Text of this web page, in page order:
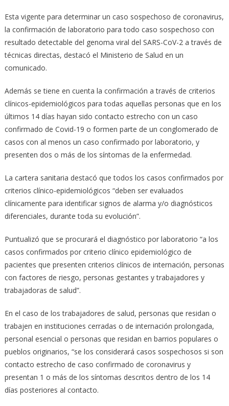
Esta vigente para determinar un caso sospechoso de coronavirus,
la confirmación de laboratorio para todo caso sospechoso con
resultado detectable del genoma viral del SARS-CoV-2 a través de
técnicas directas, destacó el Ministerio de Salud en un
comunicado.
Además se tiene en cuenta la confirmación a través de criterios
clínicos-epidemiológicos para todas aquellas personas que en los
últimos 14 días hayan sido contacto estrecho con un caso
confirmado de Covid-19 o formen parte de un conglomerado de
casos con al menos un caso confirmado por laboratorio, y
presenten dos o más de los síntomas de la enfermedad.
La cartera sanitaria destacó que todos los casos confirmados por
criterios clínico-epidemiológicos “deben ser evaluados
clínicamente para identificar signos de alarma y/o diagnósticos
diferenciales, durante toda su evolución”.
Puntualizó que se procurará el diagnóstico por laboratorio “a los
casos confirmados por criterio clínico epidemiológico de
pacientes que presenten criterios clínicos de internación, personas
con factores de riesgo, personas gestantes y trabajadores y
trabajadoras de salud”.
En el caso de los trabajadores de salud, personas que residan o
trabajen en instituciones cerradas o de internación prolongada,
personal esencial o personas que residan en barrios populares o
pueblos originarios, “se los considerará casos sospechosos si son
contacto estrecho de caso confirmado de coronavirus y
presentan 1 o más de los síntomas descritos dentro de los 14
días posteriores al contacto.